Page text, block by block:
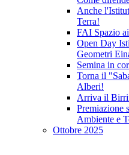
Anche
Terra!
FAI Spazio
Open Day
Geometri
Semina in
Torna il
Alberi!
Arriva il
Premiazione
Ambiente e
Ottobre 2025